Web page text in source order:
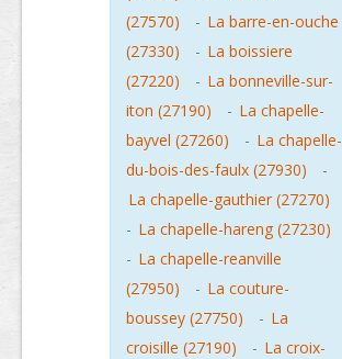
(27570)
- La barre-en-ouche
(27330)
- La boissiere
(27220)
- La bonneville-sur-
iton (27190)
- La chapelle-
bayvel (27260)
- La chapelle-
du-bois-des-faulx (27930)
-
La chapelle-gauthier (27270)
- La chapelle-hareng (27230)
- La chapelle-reanville
(27950)
- La couture-
boussey (27750)
- La
croisille (27190)
- La croix-